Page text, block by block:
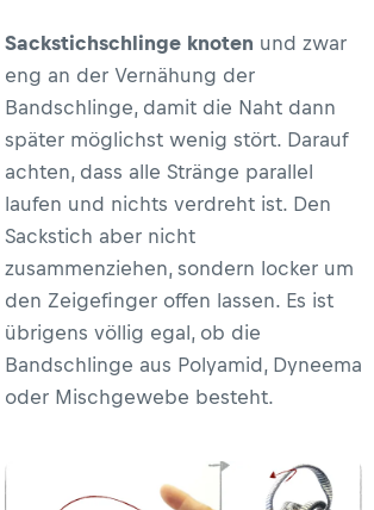
Sackstichschlinge knoten und zwar
eng an der Vernähung der
Bandschlinge, damit die Naht dann
später möglichst wenig stört. Darauf
achten, dass alle Stränge parallel
laufen und nichts verdreht ist. Den
Sackstich aber nicht
zusammenziehen, sondern locker um
den Zeigefinger offen lassen. Es ist
übrigens völlig egal, ob die
Bandschlinge aus Polyamid, Dyneema
oder Mischgewebe besteht.